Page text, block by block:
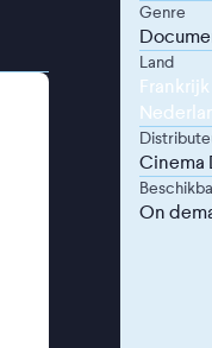
Genre
Land
Frankrijk
Cinema
On